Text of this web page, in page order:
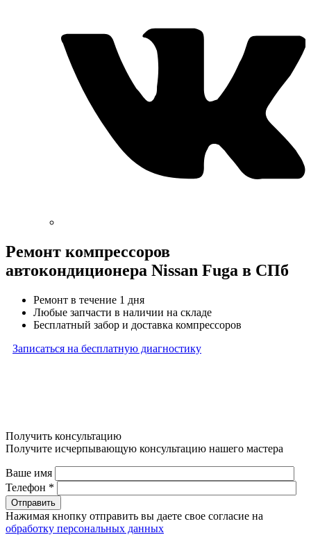
Ремонт компрессоров
автокондиционера Nissan Fuga в СПб
Ремонт в течение 1 дня
Любые запчасти в наличии на складе
Бесплатный забор и доставка компрессоров
Записаться на бесплатную диагностику
Получить консультацию
Получите исчерпывающую консультацию нашего мастера
Ваше имя
Телефон *
Нажимая кнопку отправить вы даете свое согласие на
обработку персональных данных